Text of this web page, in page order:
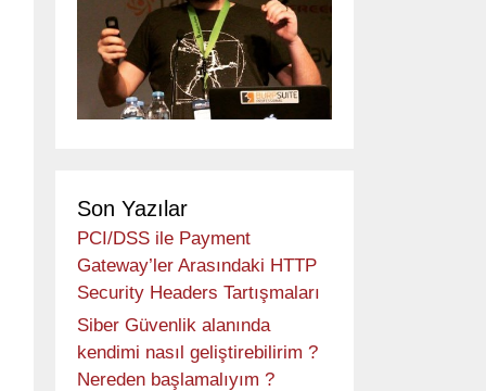
Son Yazılar
PCI/DSS ile Payment
Gateway’ler Arasındaki HTTP
Security Headers Tartışmaları
Siber Güvenlik alanında
kendimi nasıl geliştirebilirim ?
Nereden başlamalıyım ?